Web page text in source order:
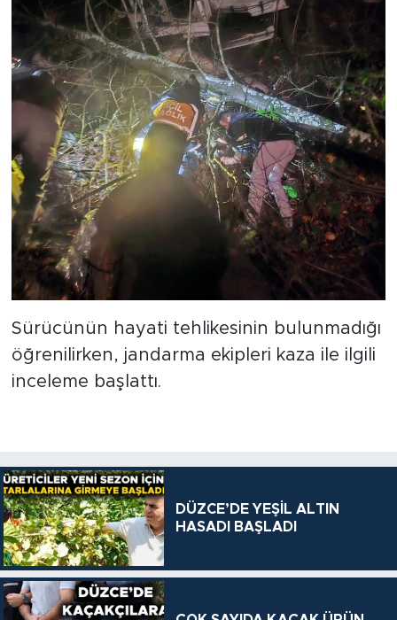
Sürücünün hayati tehlikesinin bulunmadığı
öğrenilirken, jandarma ekipleri kaza ile ilgili
inceleme başlattı.
DÜZCE’DE YEŞİL ALTIN
HASADI BAŞLADI